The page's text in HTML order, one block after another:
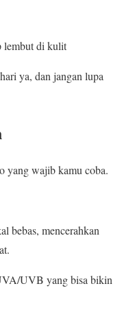
lembut di kulit
ya, dan jangan lupa
yang wajib kamu coba.
bebas, mencerahkan
UVB yang bisa bikin